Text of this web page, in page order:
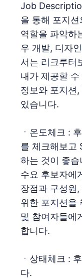
Job
을 통해 포지
역할을 파악하
우 개발, 디자
서는 리크루터
내가 제공할
정보와 포지션
있습니다.
ㆍ온도체크 :
를 체크해보고
하는 것이 좋
수요 후보자에
장점과 구성원
위한 포지션을
및 참여자들에
합니다.
ㆍ상태체크 :
다.